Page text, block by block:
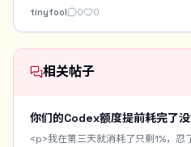
gog、战网，然后手工看一堆目
codex做个扫描。然后决定要
以前要在windows游戏本实验
去安装，现在也都交给Codex
tinyfool 0 0
相关帖子
你们的Codex额度提前耗完了没
<p>我在第三天就消耗了只剩1%，